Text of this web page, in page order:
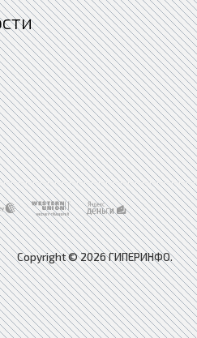
Copyright © 2026 ГИПЕРИНФО.